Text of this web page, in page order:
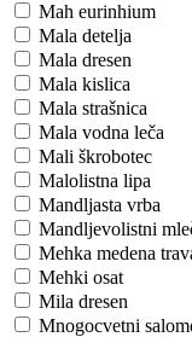
Mah eurinhium
Mala detelja
Mala dresen
Mala kislica
Mala strašnica
Mala vodna leča
Mali škrobotec
Malolistna lipa
Mandljasta vrba
Mandljevolistni
Mehka medena
Mehki osat
Mila dresen
Mnogocvetni